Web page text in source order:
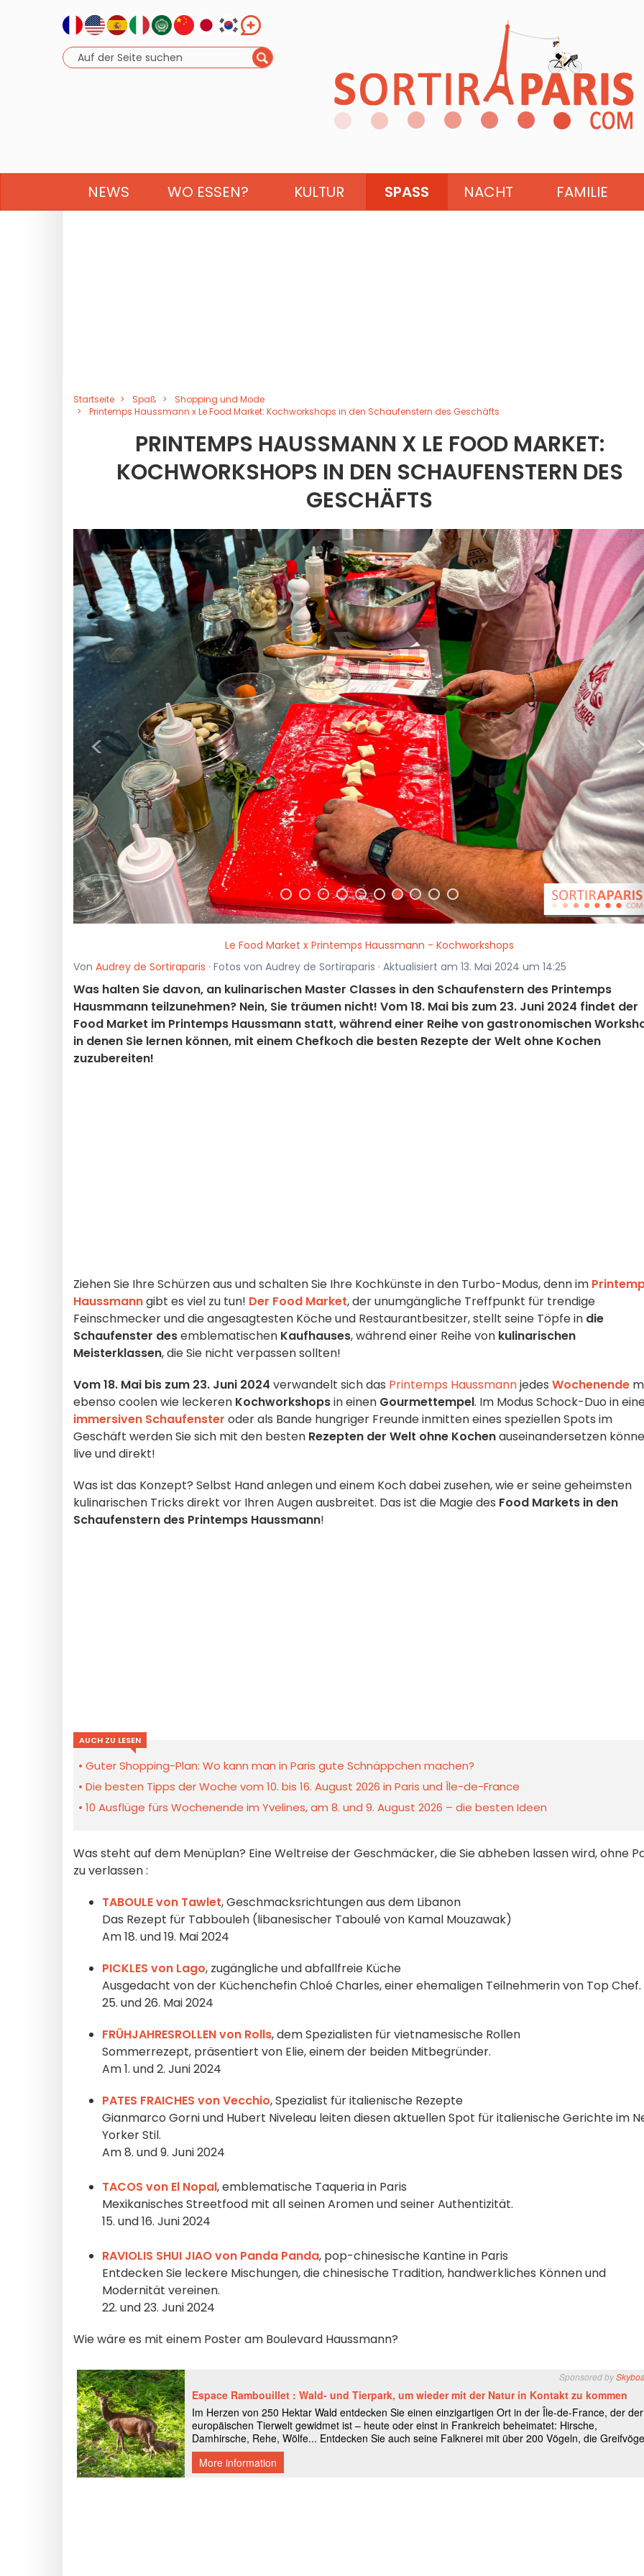
NEWS WO ESSEN? KULTUR SPASS NACHT FAMILIE
Startseite Spaß
Shopping und Mode
Printemps Haussmann x Le Food Market: Kochworkshops in den Schaufenstern des Geschäfts
PRINTEMPS HAUSSMANN X LE FOOD MARKET:
KOCHWORKSHOPS IN DEN SCHAUFENSTERN DES
GESCHÄFTS
<
Le Food Market x Printemps Haussmann - Kochworkshops
Von Audrey de Sortiraparis · Fotos von Audrey de Sortiraparis · Aktualisiert am 13. Mai 2024 um 14:25
Was halten Sie davon, an kulinarischen Master Classes in den Schaufenstern des Printemps
Hausmmann teilzunehmen? Nein, Sie träumen nicht! Vom 18. Mai bis zum 23. Juni 2024 findet der
Food Market im Printemps Haussmann statt, während einer Reihe von gastronomischen
in denen Sie lernen können, mit einem Chefkoch die besten Rezepte der Welt ohne Kochen
zuzubereiten!
Ziehen Sie Ihre Schürzen aus und schalten Sie Ihre Kochkünste in den Turbo-Modus, denn im
Haussmanngibt es viel zu tun! Der Food Market, der unumgängliche Treffpunkt für trendige
Feinschmecker und die angesagtesten Köche und Restaurantbesitzer, stellt seine Töpfe in die
Schaufenster desemblematischen Kaufhauses, während einer Reihe von kulinarischen
Meisterklassen, die Sie nicht verpassen sollten!
Vom 18. Mai bis zum 23. Juni 2024 verwandelt sich das Printemps Haussmannjedes Wochenende
ebenso coolen wie leckeren Kochworkshopsin einen Gourmettempel. Im Modus Schock-Duo in
immersiven Schaufenster oder als Bande hungriger Freunde inmitten eines speziellen Spots im
Geschäft werden Sie sich mit den besten Rezepten der Welt ohne Kochenauseinandersetzen
live und direkt!
Was ist das Konzept? Selbst Hand anlegen und einem Koch dabei zusehen, wie er seine geheimsten
kulinarischen Tricks direkt vor Ihren Augen ausbreitet. Das ist die Magie des Food Markets in den
Schaufenstern des Printemps Haussmann!
AUCH ZU LESEN
Guter Shopping-Plan: Wo kann man in Paris gute Schnäppchen machen?
Die besten Tipps der Woche vom 10. bis 16. August 2026 in Paris und Île-de-France
10 Ausflüge fürs Wochenende im Yvelines, am 8. und 9. August 2026 – die besten Ideen
Was steht auf dem Menüplan? Eine Weltreise der Geschmäcker, die Sie abheben lassen wird, ohne
zu verlassen :
TABOULE von Tawlet, Geschmacksrichtungen aus dem Libanon
Das Rezept für Tabbouleh (libanesischer Taboulé von Kamal Mouzawak)
Am 18. und 19. Mai 2024
PICKLES von Lago, zugängliche und abfallfreie Küche
Ausgedacht von der Küchenchefin Chloé Charles, einer ehemaligen Teilnehmerin von Top Chef.
25. und 26. Mai 2024
FRÜHJAHRESROLLEN von Rolls, dem Spezialisten für vietnamesische Rollen
Sommerrezept, präsentiert von Elie, einem der beiden Mitbegründer.
Am 1. und 2. Juni 2024
PATES FRAICHES von Vecchio, Spezialist für italienische Rezepte
Gianmarco Gorni und Hubert Niveleau leiten diesen aktuellen Spot für italienische Gerichte im
Yorker Stil.
Am 8. und 9. Juni 2024
TACOS von El Nopal, emblematische Taqueria in Paris
Mexikanisches Streetfood mit all seinen Aromen und seiner Authentizität.
15. und 16. Juni 2024
RAVIOLIS SHUI JIAO von Panda Panda, pop-chinesische Kantine in Paris
Entdecken Sie leckere Mischungen, die chinesische Tradition, handwerkliches Können und
Modernität vereinen.
22. und 23. Juni 2024
Wie wäre es mit einem Poster am Boulevard Haussmann?